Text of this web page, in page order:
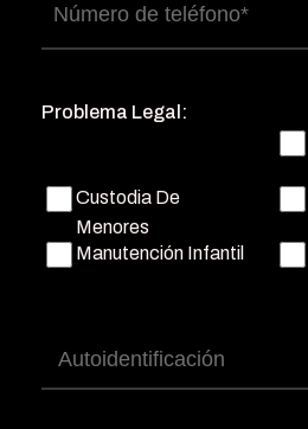
Número
de
Problema Legal:
Custodia De
Menores
Manutención Infantil
Autoidentificación